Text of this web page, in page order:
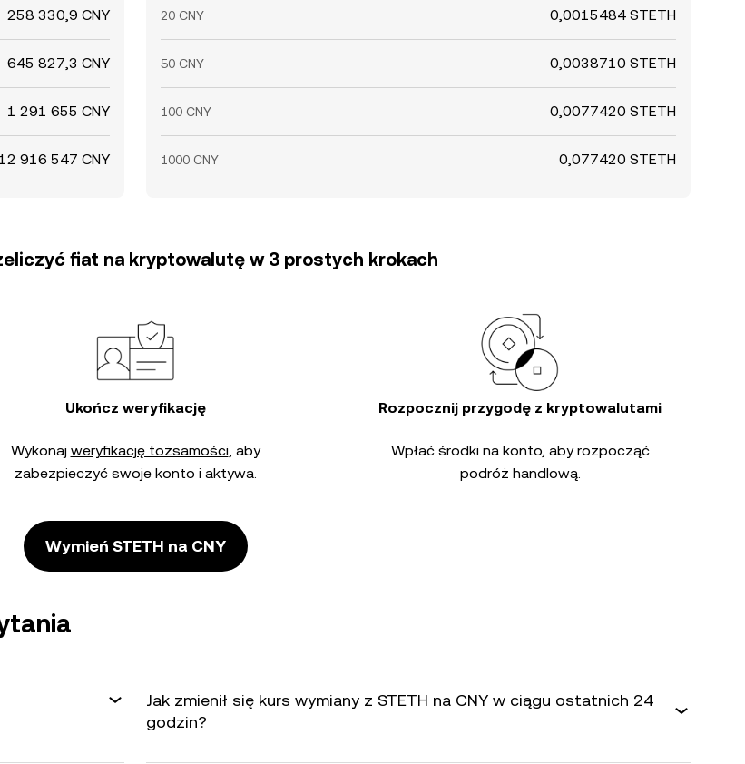
258 330,9 CNY
645 827,3 CNY
1 291 655 CNY
12 916 547 CNY
20 CNY 0,0015484 STETH
50 CNY 0,0038710 STETH
100 CNY 0,0077420 STETH
1000 CNY 0,077420 STETH
fiat na kryptowalutę w 3 prostych krokach
Ukończ weryfikację
Wykonaj weryfikację tożsamości, aby
zabezpieczyć swoje konto i aktywa.
Rozpocznij przygodę z kryptowalutami
Wpłać środki na konto, aby rozpocząć
podróż handlową.
Wymień STETH na CNY
Jak zmienił się kurs wymiany z STETH na CNY w ciągu ostatnich 24
godzin?